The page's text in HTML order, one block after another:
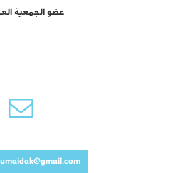
عضو الجمعية